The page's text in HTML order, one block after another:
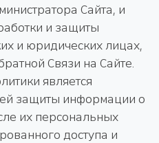
Сайта, и
и защиты
и юридических лицах,
Связи на Сайте.
является
защиты информации о
их персональных
доступа и